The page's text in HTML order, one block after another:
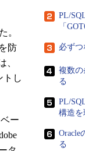
。
防
、
トし
ー
PL/
「
必ず
複数の
る
PL/
構造を
Oracle
る